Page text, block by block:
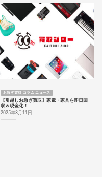
お急ぎ買取 コラム ニュース
【引越しお急ぎ買取】家電・家具を即日回
収＆現金化！
2025年8月11日